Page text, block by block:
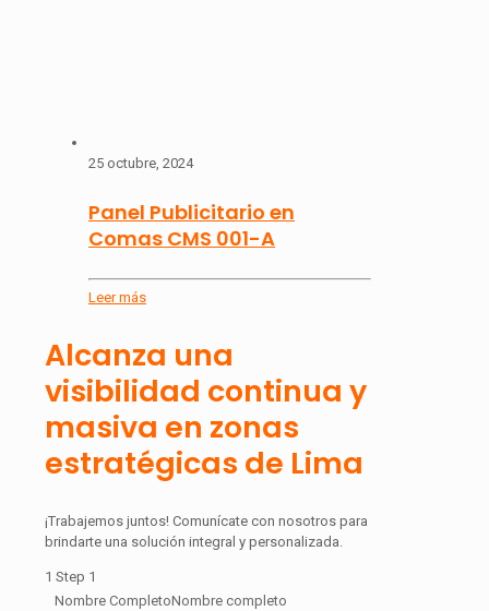
25 octubre, 2024
Panel Publicitario en
Comas CMS 001-A
Leer más
Alcanza una
visibilidad continua y
masiva en zonas
estratégicas de Lima
¡Trabajemos juntos! Comunícate con nosotros para
brindarte una solución integral y personalizada.
1 Step 1
Nombre CompletoNombre completo